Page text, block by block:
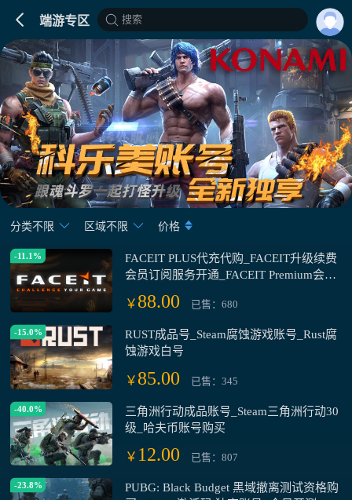
端游专区 搜索
分类不限 区域不限 价格
-11.1%
FACEIT PLUS代充代购_FACEIT升级续费
会员订阅服务开通_FACEIT Premium会员
￥ 88.00 已售：680
-15.0%
RUST成品号_Steam腐蚀游戏账号_Rust腐
蚀游戏白号
￥ 85.00 已售：345
-40.0%
三角洲行动成品账号_Steam三角洲行动30
级_哈夫币账号购买
￥ 12.00 已售：807
-23.8%
PUBG: Black Budget 黑域撤离测试资格购